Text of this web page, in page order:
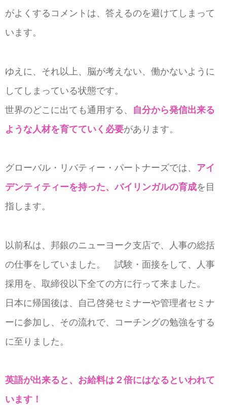
がよくするコメントは、答えるのを避けてしまって
います。
ゆえに、それ以上、脳が考えない、働かないように
してしまっている状態です。
世界のどこに出ても通用する、 自分から発信出来る
ような人材を育てていく必要があります。
グローバル・リバティー・パートナーズでは、 アイ
デンティティーを持った、バイリンガルの育成を目
指します。
以前私は、邦銀のニューヨーク支店で、人事の総括
の仕事をしていました。 試験・面接をして、人事
採用を、取締役以下全ての方に行って来ました。
日本に帰国後は、自己啓発セミナーや管理者セミナ
ーに参加し、その流れで、コーチングの勉強をする
に至りました。
英語が出来ると、お給料は２倍にはなるといわれて
います！